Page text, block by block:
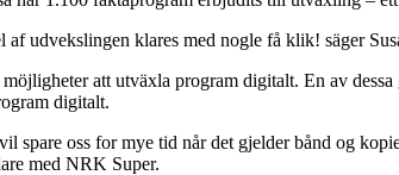
udvekslingen klares med nogle få klik! säger
att utväxla program digitalt. En av
digitalt.
oss for mye tid når det gjelder bånd og
med NRK Super.